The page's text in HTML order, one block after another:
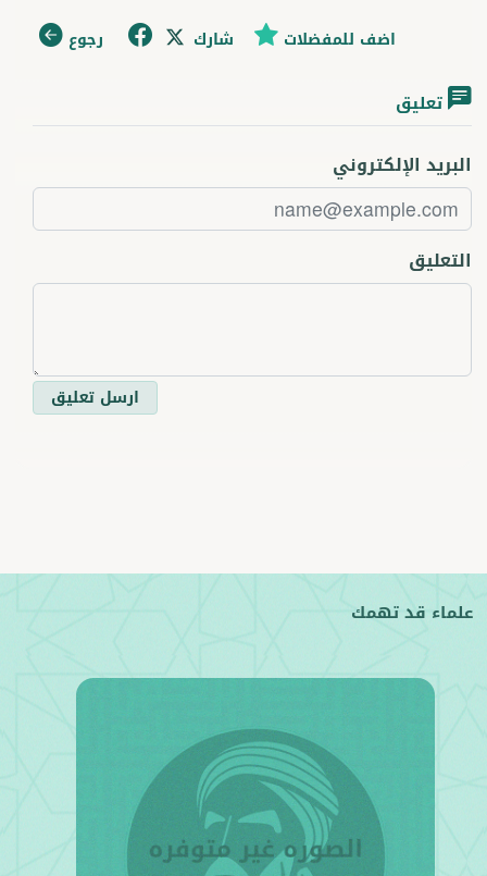
رجوع شارك اضف للمفضلات
تعليق
البريد الإلكتروني
التعليق
ارسل تعليق
علماء قد تهمك